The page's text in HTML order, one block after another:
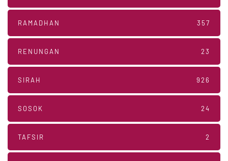
RAMADHAN 357
RENUNGAN 23
SIRAH 926
SOSOK 24
TAFSIR 2